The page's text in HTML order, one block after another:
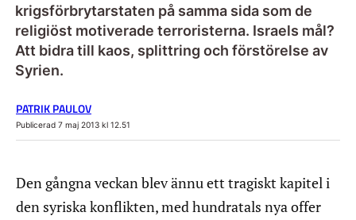
krigsförbrytarstaten på samma sida som de
religiöst motiverade terroristerna. Israels mål?
Att bidra till kaos, splittring och förstörelse av
Syrien.
PATRIK PAULOV
Publicerad 7 maj 2013 kl 12.51
Den gångna veckan blev ännu ett tragiskt kapitel i
den syriska konflikten, med hundratals nya offer